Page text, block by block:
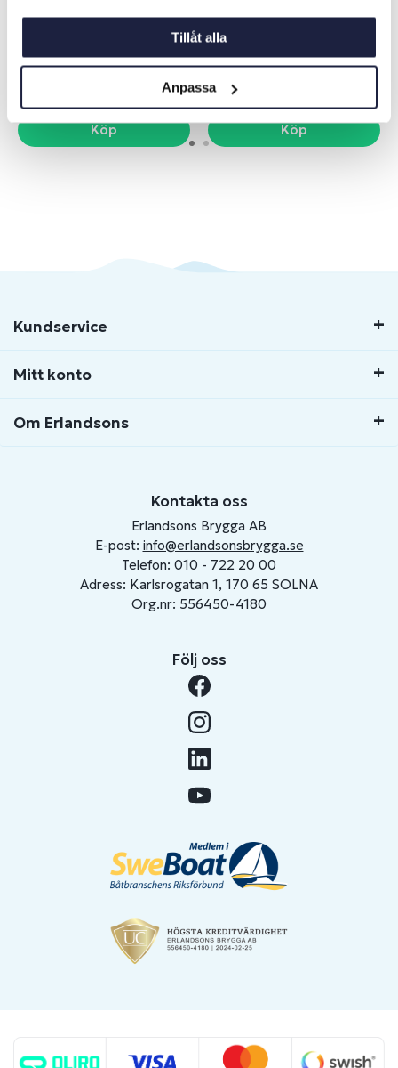
Tillåt alla
Anpassa
Art nr:
Köp
Ord. pris 295 kr
Köp
Kundservice
Mitt konto
Om Erlandsons
Kontakta oss
Erlandsons Brygga AB
E-post: info@erlandsonsbrygga.se
Telefon: 010 - 722 20 00
Adress: Karlsrogatan 1, 170 65 SOLNA
Org.nr: 556450-4180
Följ oss